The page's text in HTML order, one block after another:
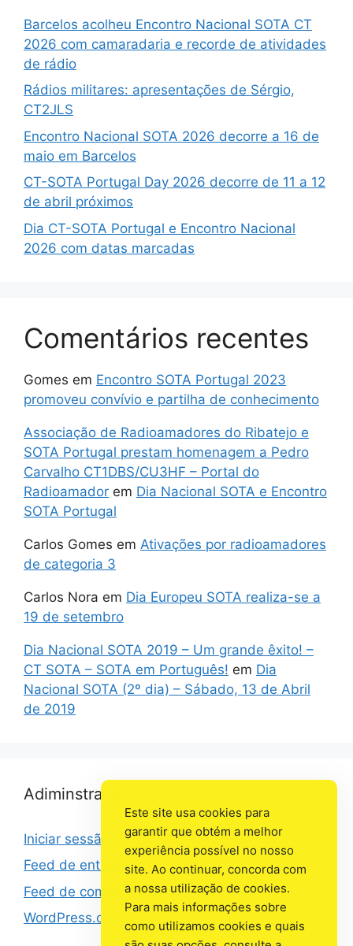
Barcelos acolheu Encontro Nacional SOTA CT
2026 com camaradaria e recorde de atividades
de rádio
Rádios militares: apresentações de Sérgio,
CT2JLS
Encontro Nacional SOTA 2026 decorre a 16 de
maio em Barcelos
CT-SOTA Portugal Day 2026 decorre de 11 a 12
de abril próximos
Dia CT-SOTA Portugal e Encontro Nacional
2026 com datas marcadas
Comentários recentes
Gomes em Encontro SOTA Portugal 2023
promoveu convívio e partilha de conhecimento
Associação de Radioamadores do Ribatejo e
SOTA Portugal prestam homenagem a Pedro
Carvalho CT1DBS/CU3HF – Portal do
Radioamador em Dia Nacional SOTA e Encontro
SOTA Portugal
Carlos Gomes em Ativações por radioamadores
de categoria 3
Carlos Nora em Dia Europeu SOTA realiza-se a
19 de setembro
Dia Nacional SOTA 2019 – Um grande êxito! –
CT SOTA – SOTA em Português! em Dia
Nacional SOTA (2º dia) – Sábado, 13 de Abril
de 2019
Adiminstração
Iniciar sessão
Feed de entradas
Feed de comentários
WordPress.org
Este site usa cookies para
garantir que obtém a melhor
experiência possível no nosso
site. Ao continuar, concorda com
a nossa utilização de cookies.
Para mais informações sobre
como utilizamos cookies e quais